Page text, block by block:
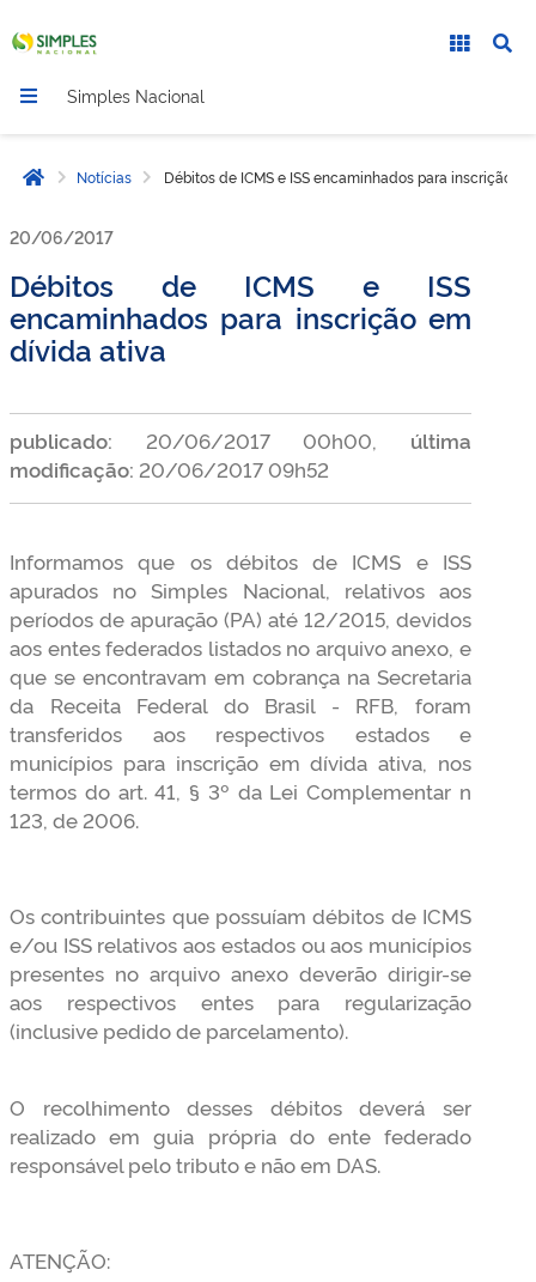
Simples Nacional
Página inicial
Notícias Débitos de ICMS e ISS encaminhados para inscrição
20/06/2017
Débitos de ICMS e ISS
encaminhados para inscrição em
dívida ativa
publicado: 20/06/2017 00h00, última
modificação: 20/06/2017 09h52
Informamos que os débitos de ICMS e ISS
apurados no Simples Nacional, relativos aos
períodos de apuração (PA) até 12/2015, devidos
aos entes federados listados no arquivo anexo, e
que se encontravam em cobrança na Secretaria
da Receita Federal do Brasil - RFB, foram
transferidos aos respectivos estados e
municípios para inscrição em dívida ativa, nos
termos do art. 41, § 3º da Lei Complementar n
123, de 2006.
Os contribuintes que possuíam débitos de ICMS
e/ou ISS relativos aos estados ou aos municípios
presentes no arquivo anexo deverão dirigir-se
aos respectivos entes para regularização
(inclusive pedido de parcelamento).
O recolhimento desses débitos deverá ser
realizado em guia própria do ente federado
responsável pelo tributo e não em DAS.
ATENÇÃO: